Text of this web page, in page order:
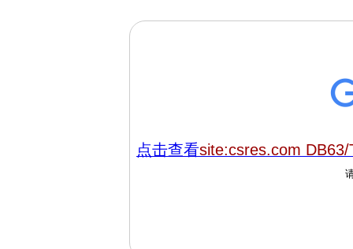
点击查看site:csres.com